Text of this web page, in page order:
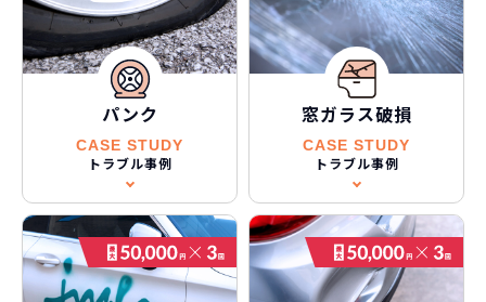
パンク
CASE STUDY
トラブル事例
窓ガラス破損
CASE STUDY
トラブル事例